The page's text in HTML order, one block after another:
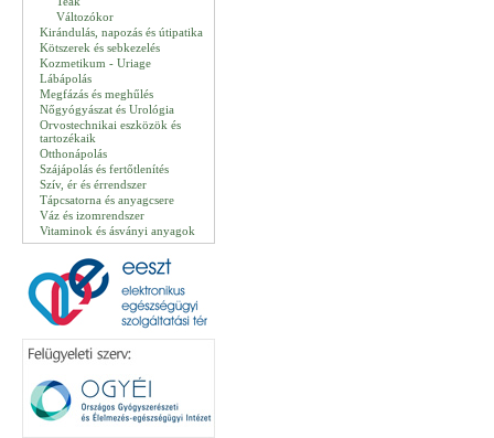
Változókor
Kirándulás, napozás és útipatika
Kötszerek és sebkezelés
Kozmetikum - Uriage
Lábápolás
Megfázás és meghűlés
Nőgyógyászat és Urológia
Orvostechnikai eszközök és
tartozékaik
Otthonápolás
Szájápolás és fertőtlenítés
Szív, ér és érrendszer
Tápcsatorna és anyagcsere
Váz és izomrendszer
Vitaminok és ásványi anyagok